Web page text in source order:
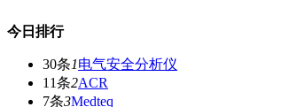
今日排行
30条1电气安全分析仪
11条2ACR
7条3Medteq